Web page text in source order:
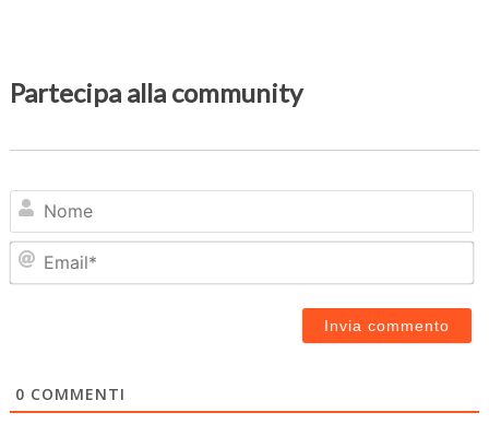
Partecipa alla community
0 COMMENTI